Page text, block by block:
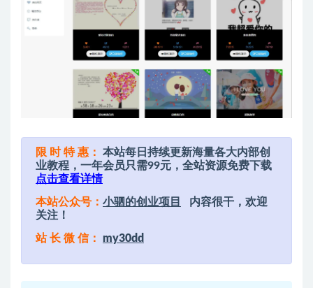
限 时 特 惠：
本站每日持续更新海量各大内部创
业教程，一年会员只需99元，全站资源免费下载
点击查看详情
本站公众号： 小驷的创业项目
内容很干，欢迎
关注！
站 长 微 信： my30dd